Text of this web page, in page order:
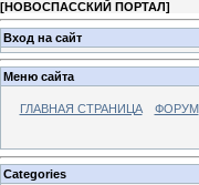
[НОВОСПАССКИЙ ПОРТАЛ]
Вход на сайт
Меню сайта
ГЛАВНАЯ СТРАНИЦА ФОРУМ
Categories